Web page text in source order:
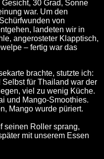
30 Grad, Sonne
war. Um den
von
landeten wir in
angerosteter Klapptisch,
– fertig war das
brachte, stutzte ich:
Selbst für Thailand war der
viel zu wenig Küche.
und Mango-Smoothies.
Mango wurde püriert.
seinen Roller sprang,
mit unserem Essen